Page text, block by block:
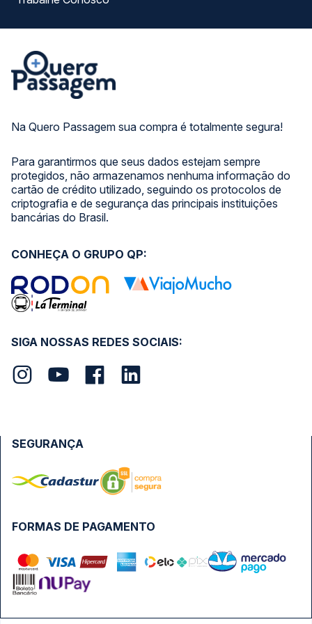
Na Quero Passagem sua compra é totalmente segura!
Para garantirmos que seus dados estejam sempre
protegidos, não armazenamos nenhuma informação do
cartão de crédito utilizado, seguindo os protocolos de
criptografia e de segurança das principais instituições
bancárias do Brasil.
SIGA NOSSAS REDES SOCIAIS:
CONHEÇA O GRUPO QP:
FORMAS DE PAGAMENTO
SEGURANÇA